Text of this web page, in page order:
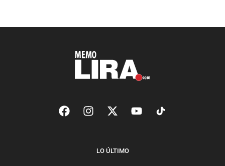
LO ÚLTIMO